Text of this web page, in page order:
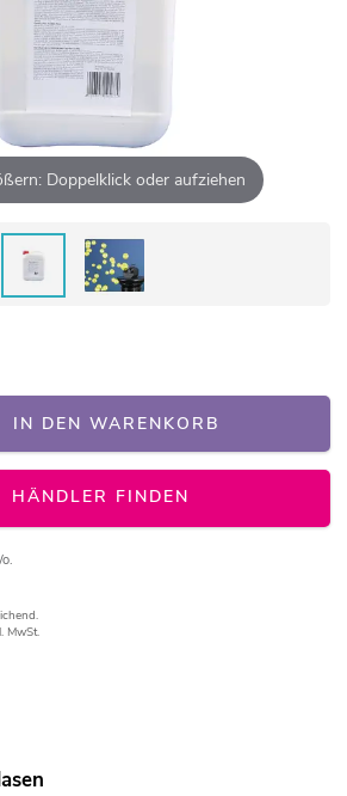
Doppelklick oder aufziehen
IN DEN WARENKORB
HÄNDLER FINDEN
MwSt.